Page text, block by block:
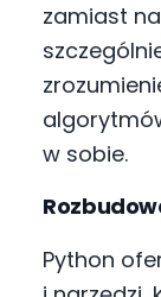
zamiast
w sobie.
Python